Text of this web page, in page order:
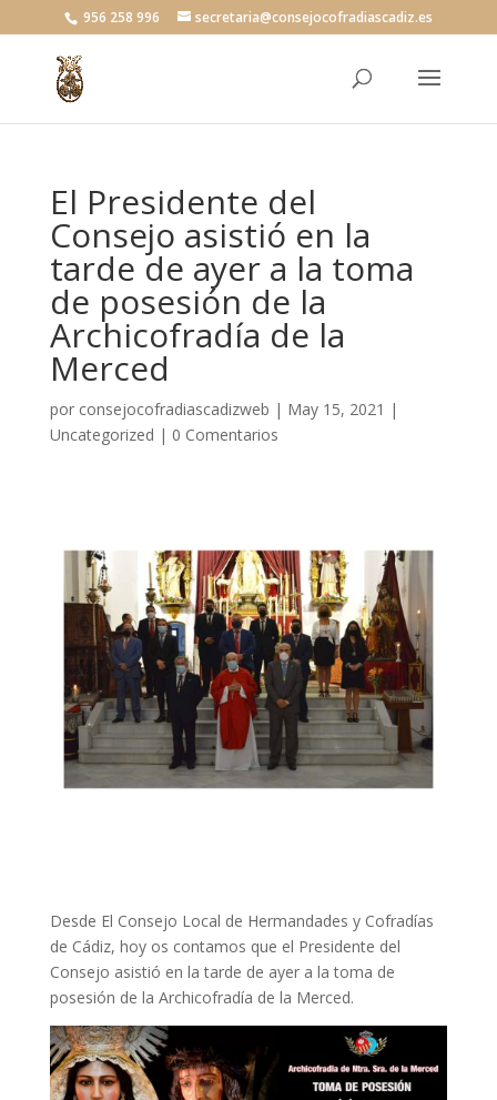
956 258 996 secretaria@consejocofradiascadiz.es
El Presidente del
Consejo asistió en la
tarde de ayer a la toma
de posesión de la
Archicofradía de la
Merced
por consejocofradiascadizweb | May 15, 2021 |
Uncategorized | 0 Comentarios
Desde El Consejo Local de Hermandades y Cofradías
de Cádiz, hoy os contamos que el Presidente del
Consejo asistió en la tarde de ayer a la toma de
posesión de la Archicofradía de la Merced.